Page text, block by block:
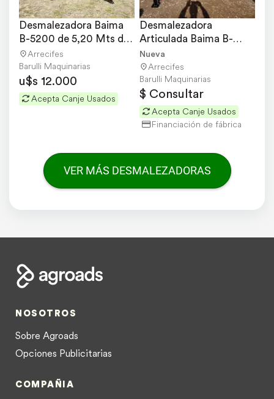
Desmalezadora Baima
B-5200 de 5,20 Mts de
Ancho de Labor
Arrecifes
Barulli Maquinarias
u$s 12.000
Acepta Canje Usados
Desmalezadora
Articulada Baima B-
4300 Nuevo
Nueva
Arrecifes
Barulli Maquinarias
$ Consultar
Acepta Canje Usados
Financiación de fábrica
VER MÁS DESMALEZADORAS
NOSOTROS
Sobre Agroads
Opciones Publicitarias
COMPAÑIA